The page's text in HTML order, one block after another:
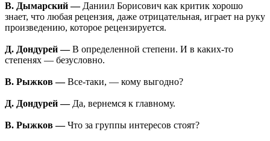
В. Дымарский —Даниил Борисович как критик хорошо
знает, что любая рецензия, даже отрицательная, играет на руку
произведению, которое рецензируется.
Д. Дондурей —В определенной степени. И в каких-то
степенях — безусловно.
В. Рыжков —Все-таки, — кому выгодно?
Д. Дондурей —Да, вернемся к главному.
В. Рыжков —Что за группы интересов стоят?